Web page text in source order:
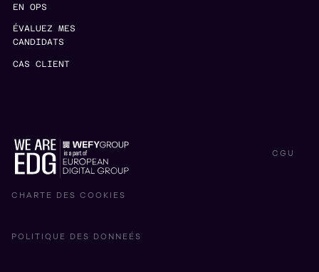
EN OPS
ÉVALUEZ MES
CANDIDATS
CAS CLIENT
CHARTE DES COOKIES
POLITIQUE DES DONNEÉS
CGU